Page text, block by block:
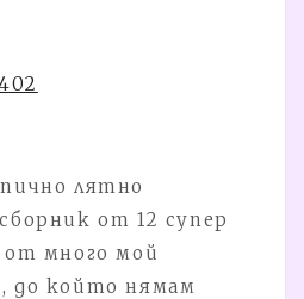
лятно
от 12 супер
от много мой
до който нямам